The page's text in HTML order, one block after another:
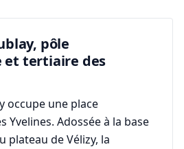
pôle
et tertiaire des
occupe une place
Yvelines. Adossée à la base
plateau de Vélizy, la